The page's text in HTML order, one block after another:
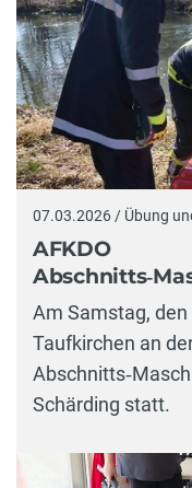
07.03.2026 / Übung
AFKDO
Am Samstag,
Taufkirchen an
Schärding statt.